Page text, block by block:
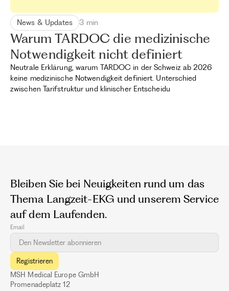
News & Updates 3 min
Warum TARDOC die medizinische
Notwendigkeit nicht definiert
Neutrale Erklärung, warum TARDOC in der Schweiz ab 2026
keine medizinische Notwendigkeit definiert. Unterschied
zwischen Tarifstruktur und klinischer Entscheidu
Bleiben Sie bei Neuigkeiten rund um das
Thema Langzeit-EKG und unserem Service
auf dem Laufenden.
Email
MSH Medical Europe GmbH
Promenadeplatz 12